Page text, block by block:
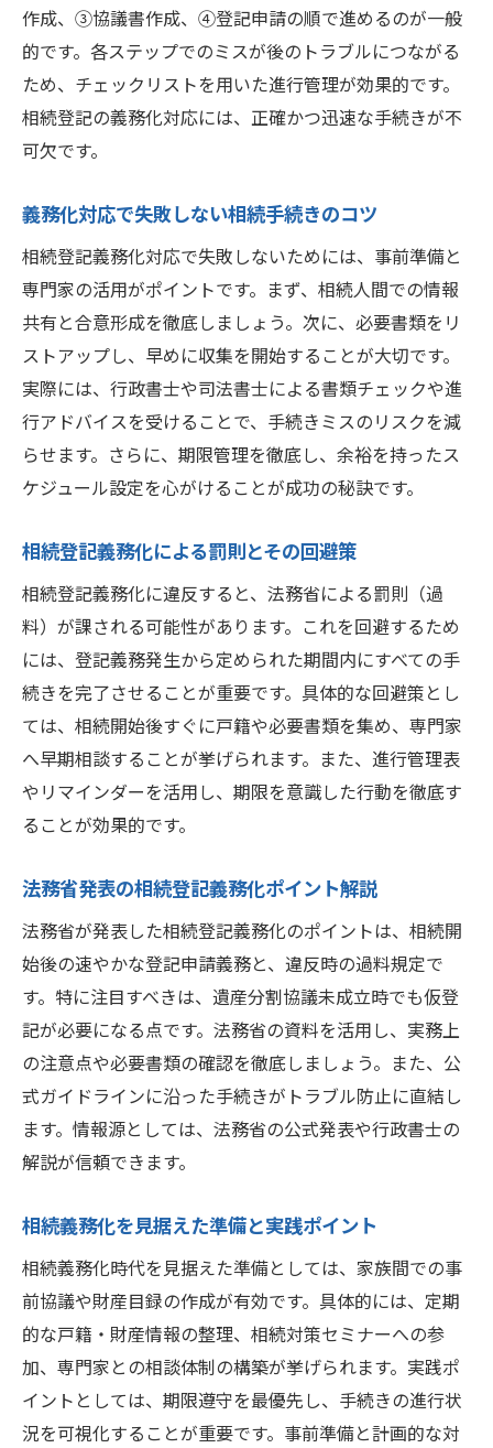
作成、③協議書作成、④登記申請の順で進めるのが一般
的です。各ステップでのミスが後のトラブルにつながる
ため、チェックリストを用いた進行管理が効果的です。
相続登記の義務化対応には、正確かつ迅速な手続きが不
可欠です。
義務化対応で失敗しない相続手続きのコツ
相続登記義務化対応で失敗しないためには、事前準備と
専門家の活用がポイントです。まず、相続人間での情報
共有と合意形成を徹底しましょう。次に、必要書類をリ
ストアップし、早めに収集を開始することが大切です。
実際には、行政書士や司法書士による書類チェックや進
行アドバイスを受けることで、手続きミスのリスクを減
らせます。さらに、期限管理を徹底し、余裕を持ったス
ケジュール設定を心がけることが成功の秘訣です。
相続登記義務化による罰則とその回避策
相続登記義務化に違反すると、法務省による罰則（過
料）が課される可能性があります。これを回避するため
には、登記義務発生から定められた期間内にすべての手
続きを完了させることが重要です。具体的な回避策とし
ては、相続開始後すぐに戸籍や必要書類を集め、専門家
へ早期相談することが挙げられます。また、進行管理表
やリマインダーを活用し、期限を意識した行動を徹底す
ることが効果的です。
法務省発表の相続登記義務化ポイント解説
法務省が発表した相続登記義務化のポイントは、相続開
始後の速やかな登記申請義務と、違反時の過料規定で
す。特に注目すべきは、遺産分割協議未成立時でも仮登
記が必要になる点です。法務省の資料を活用し、実務上
の注意点や必要書類の確認を徹底しましょう。また、公
式ガイドラインに沿った手続きがトラブル防止に直結し
ます。情報源としては、法務省の公式発表や行政書士の
解説が信頼できます。
相続義務化を見据えた準備と実践ポイント
相続義務化時代を見据えた準備としては、家族間での事
前協議や財産目録の作成が有効です。具体的には、定期
的な戸籍・財産情報の整理、相続対策セミナーへの参
加、専門家との相談体制の構築が挙げられます。実践ポ
イントとしては、期限遵守を最優先し、手続きの進行状
況を可視化することが重要です。事前準備と計画的な対